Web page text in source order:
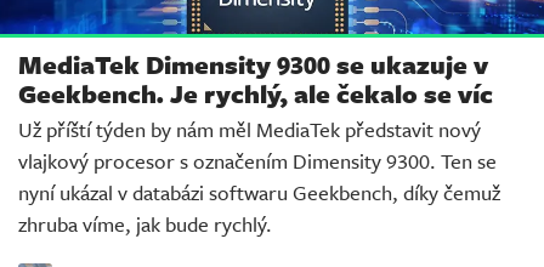
MediaTek Dimensity 9300 se ukazuje v
Geekbench. Je rychlý, ale čekalo se víc
Už příští týden by nám měl MediaTek představit nový
vlajkový procesor s označením Dimensity 9300. Ten se
nyní ukázal v databázi softwaru Geekbench, díky čemuž
zhruba víme, jak bude rychlý.